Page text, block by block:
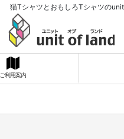
猫TシャツとおもしろTシャツの
ご利用案内